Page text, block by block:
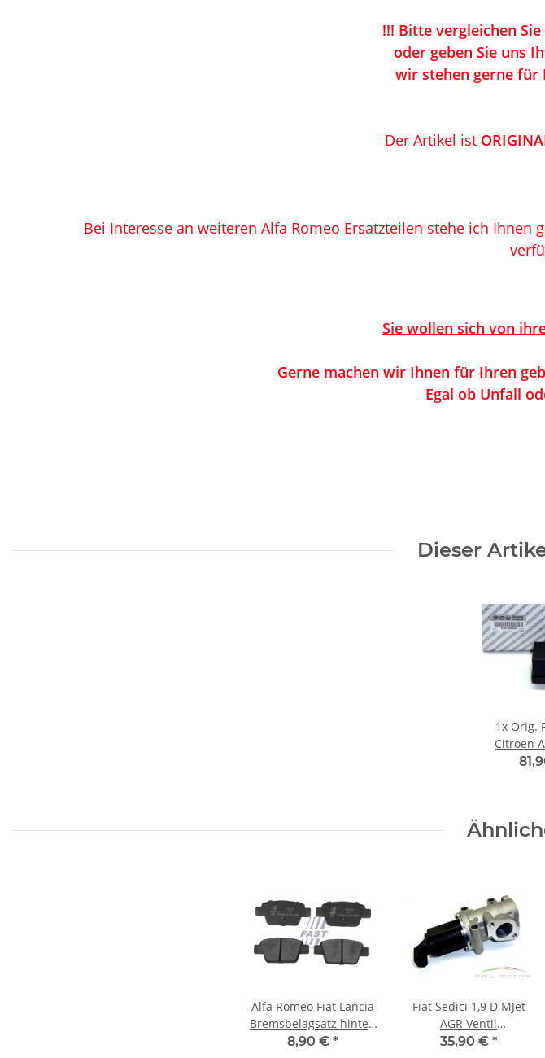
!!! Bitte vergleichen
oder geben Sie uns
wir stehen gerne für
Der Artikel ist
Bei Interesse an weiteren Alfa Romeo Ersatzteilen stehe ich
Sie wollen sich von
Gerne machen wir Ihnen für Ihren
Egal ob Unfall
Dieser
1x Orig.
Citroen
Alfa Romeo Fiat Lancia
Bremsbelagsatz hinten
ohne Sensor 71769094
8,90 € *
Fiat Sedici 1,9 D MJet
AGR Ventil
Abgasrückführungsventil
35,90 € *